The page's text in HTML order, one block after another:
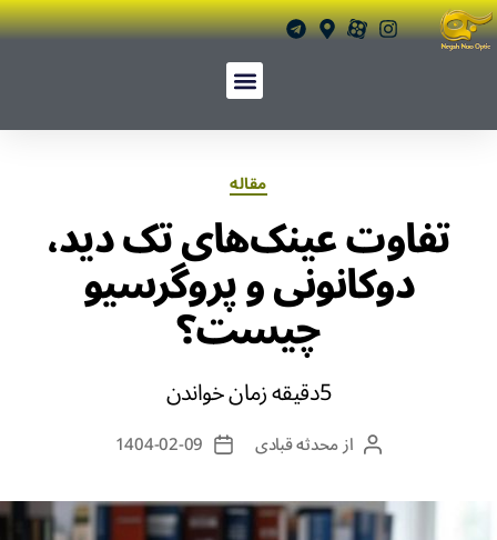
مقاله
تفاوت عینک‌های تک دید،
دوکانونی و پروگرسیو
چیست؟
5دقیقه زمان خواندن
ازمحدثه قبادی 1404-02-09